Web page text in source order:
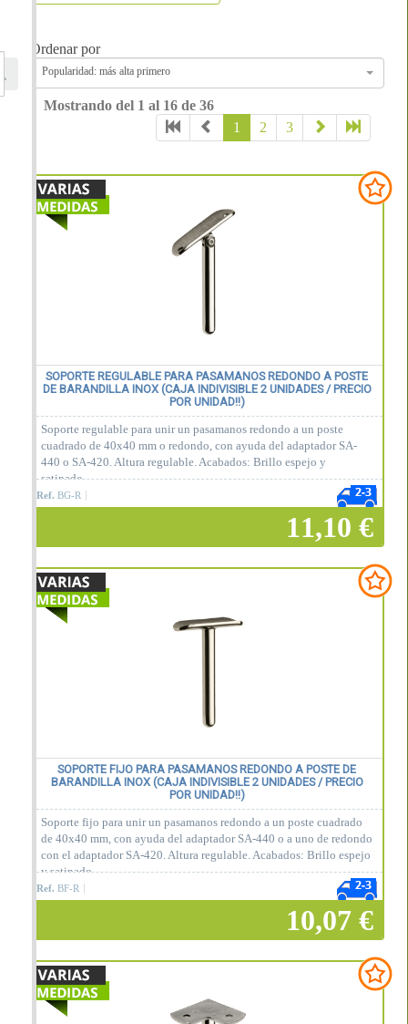
Ordenar por
Popularidad: más alta primero
Mostrando del 1 al 16 de 36
1
2 3
SOPORTE REGULABLE PARA PASAMANOS REDONDO A POSTE
DE BARANDILLA INOX (CAJA INDIVISIBLE 2 UNIDADES / PRECIO
POR UNIDAD!!)
Soporte regulable para unir un pasamanos redondo a un poste
cuadrado de 40x40 mm o redondo, con ayuda del adaptador SA-
440 o SA-420. Altura regulable. Acabados: Brillo espejo y
satinado.
Ref. BG-R
11,10 €
SOPORTE FIJO PARA PASAMANOS REDONDO A POSTE DE
BARANDILLA INOX (CAJA INDIVISIBLE 2 UNIDADES / PRECIO
POR UNIDAD!!)
Soporte fijo para unir un pasamanos redondo a un poste cuadrado
de 40x40 mm, con ayuda del adaptador SA-440 o a uno de redondo
con el adaptador SA-420. Altura regulable. Acabados: Brillo espejo
y satinado.
Ref. BF-R
10,07 €